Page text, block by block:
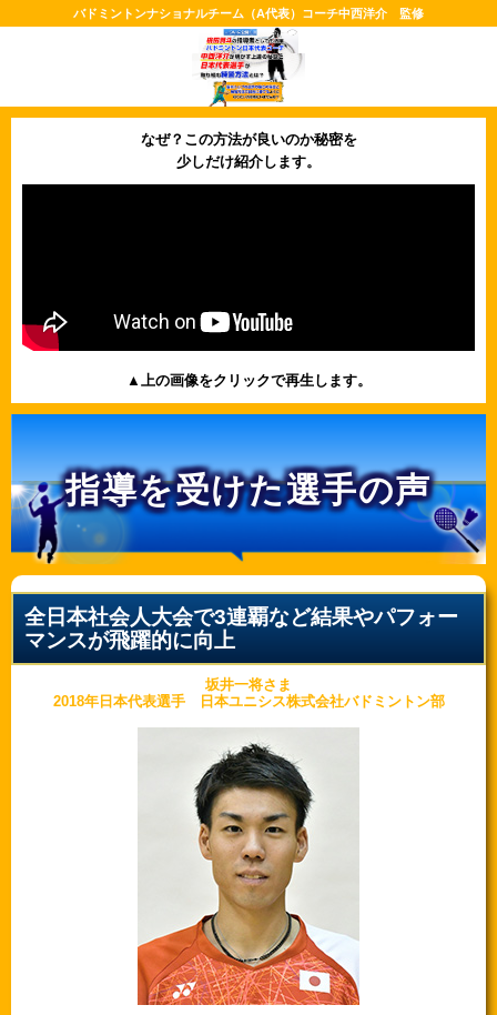
バドミントンナショナルチーム（A代表）コーチ中西洋介 監修
なぜ？この方法が良いのか秘密を
少しだけ紹介します。
▲上の画像をクリックで再生します。
指導を受けた選手の声
全日本社会人大会で3連覇など結果やパフォー
マンスが飛躍的に向上
坂井一将さま
2018年日本代表選手 日本ユニシス株式会社バドミントン部